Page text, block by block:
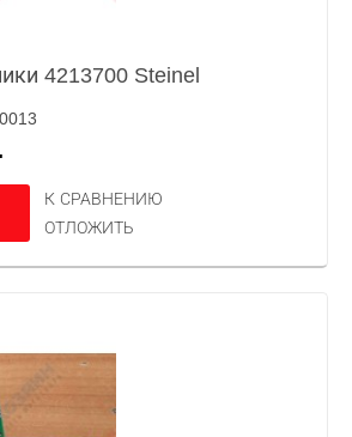
4213700 Steinel
К СРАВНЕНИЮ
ОТЛОЖИТЬ